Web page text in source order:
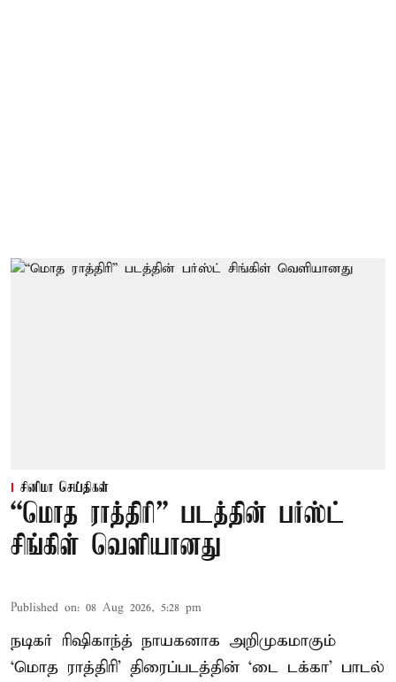
சினிமா செய்திகள்
“மொத ராத்திரி” படத்தின் பர்ஸ்ட்
சிங்கிள் வெளியானது
Published on: 08 Aug 2026, 5:28 pm
நடிகர் ரிஷிகாந்த் நாயகனாக அறிமுகமாகும்
‘மொத ராத்திரி’ திரைப்படத்தின் ‘டை டக்கா’ பாடல்